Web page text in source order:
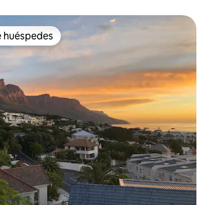
preferido
huéspedes